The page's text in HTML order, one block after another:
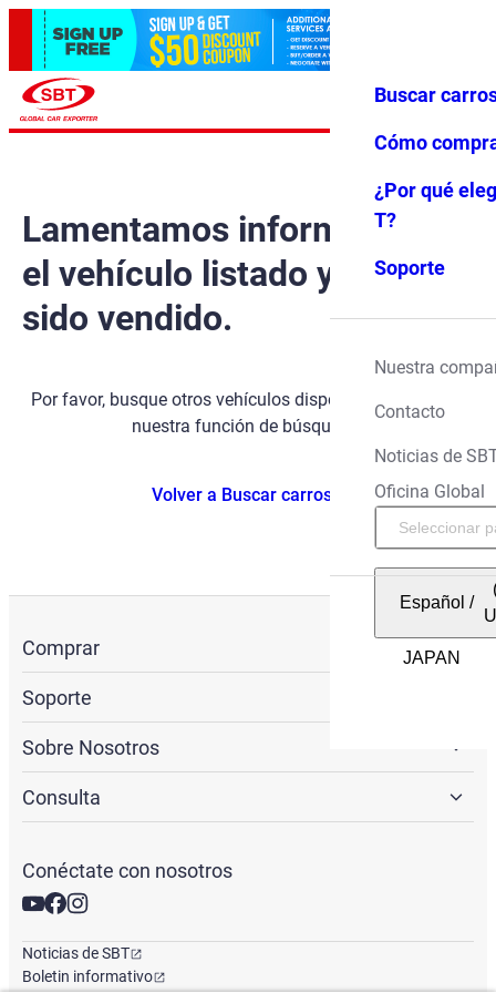
Favoritos Menú
Buscar
Cómo
¿Por qué
T?
Soporte
Nuestra
Contacto
Noticias de
Oficina Global
Español /
Lamentamos informarle que
el vehículo listado ya ha
sido vendido.
Por favor, busque otros vehículos disponibles utilizando
nuestra función de búsqueda.
Volver a Buscar carros
Comprar
Soporte
Sobre Nosotros
Consulta
Conéctate con nosotros
Noticias de SBT
Boletin informativo